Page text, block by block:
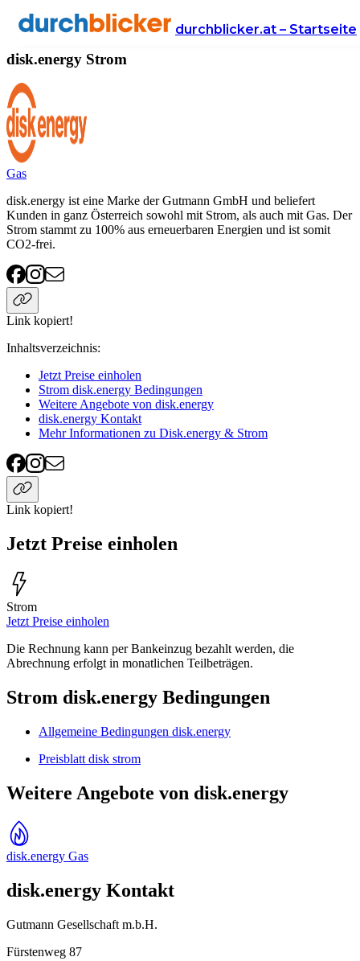
durchblicker.at – Startseite
Anbieter Energie strom disk.energy
disk.energy Strom
Gas
disk.energy ist eine Marke der Gutmann GmbH und beliefert
Kunden in ganz Österreich sowohl mit Strom, als auch mit Gas. Der
Strom stammt zu 100% aus erneuerbaren Energien und ist somit
CO2-frei.
Link kopiert!
Inhaltsverzeichnis:
Jetzt Preise einholen
Strom disk.energy Bedingungen
Weitere Angebote von disk.energy
disk.energy Kontakt
Mehr Informationen zu Disk.energy & Strom
Link kopiert!
Jetzt Preise einholen
Strom
Jetzt Preise einholen
Die Rechnung kann per Bankeinzug bezahlt werden, die
Abrechnung erfolgt in monatlichen Teilbeträgen.
Strom disk.energy Bedingungen
Allgemeine Bedingungen disk.energy
Preisblatt disk strom
Weitere Angebote von disk.energy
disk.energy Gas
disk.energy Kontakt
Gutmann Gesellschaft m.b.H.
Fürstenweg 87